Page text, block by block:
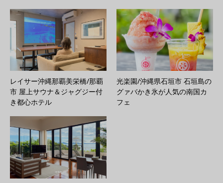
レイサー沖縄那覇美栄橋/那覇
市 屋上サウナ＆ジャグジー付
き都心ホテル
光楽園/沖縄県石垣市 石垣島の
グァバかき氷が人気の南国カ
フェ